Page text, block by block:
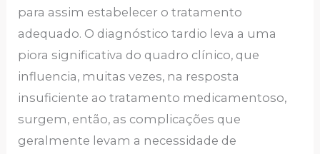
para assim estabelecer o tratamento
adequado. O diagnóstico tardio leva a uma
piora significativa do quadro clínico, que
influencia, muitas vezes, na resposta
insuficiente ao tratamento medicamentoso,
surgem, então, as complicações que
geralmente levam a necessidade de